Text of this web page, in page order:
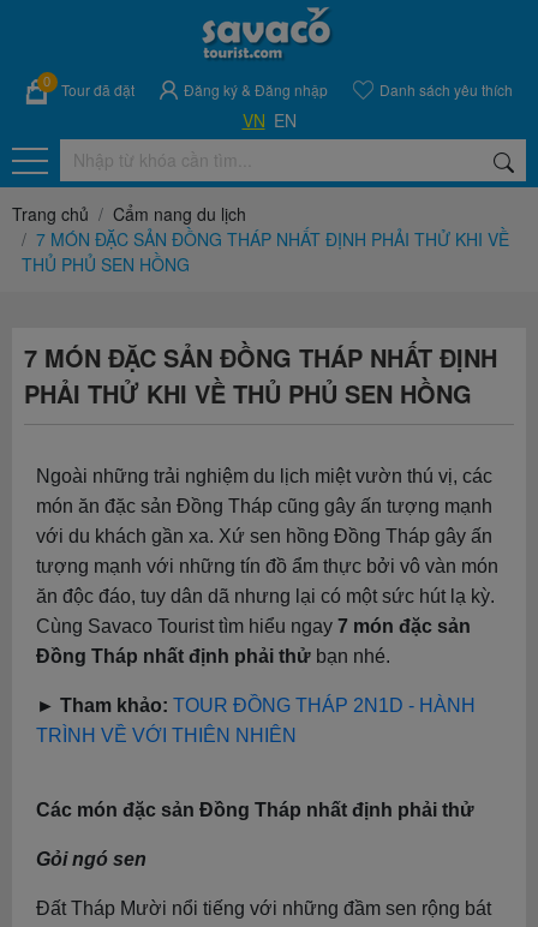
0 Tour đã đặt Đăng ký& Đăng nhập Danh sách yêu thích
VN EN
Trang chủ
Cẩm nang du lịch
7 MÓN ĐẶC SẢN ĐỒNG THÁP NHẤT ĐỊNH PHẢI THỬ KHI VỀ
THỦ PHỦ SEN HỒNG
7 MÓN ĐẶC SẢN ĐỒNG THÁP NHẤT ĐỊNH
PHẢI THỬ KHI VỀ THỦ PHỦ SEN HỒNG
Ngoài những trải nghiệm du lịch miệt vườn thú vị, các
món ăn đặc sản Đồng Tháp cũng gây ấn tượng mạnh
với du khách gần xa. Xứ sen hồng Đồng Tháp gây ấn
tượng mạnh với những tín đồ ẩm thực bởi vô vàn món
ăn độc đáo, tuy dân dã nhưng lại có một sức hút lạ kỳ.
Cùng Savaco Tourist tìm hiểu ngay 7 món đặc sản
Đồng Tháp nhất định phải thử bạn nhé.
► Tham khảo: TOUR ĐỒNG THÁP 2N1D - HÀNH
TRÌNH VỀ VỚI THIÊN NHIÊN
Các món đặc sản Đồng Tháp nhất định phải thử
Gỏi ngó sen
Đất Tháp Mười nổi tiếng với những đầm sen rộng bát